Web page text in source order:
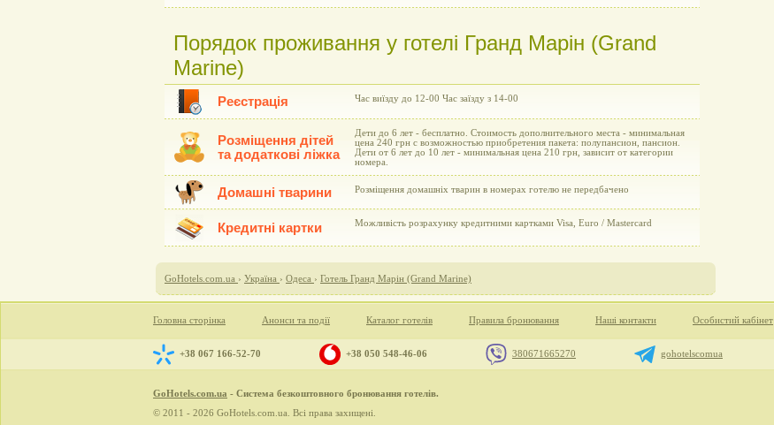
Порядок проживання у готелі Гранд Марін (Grand
Marine)
Реєстрація Час виїзду до 12-00 Час заїзду з 14-00
Розміщення дітей
та додаткові ліжка
Дети до 6 лет - бесплатно. Стоимость дополнительного места - минимальная
цена 240 грн с возможностью приобретения пакета: полупансион, пансион.
Дети от 6 лет до 10 лет - минимальная цена 210 грн, зависит от категории
номера.
Домашні тварини Розміщення домашніх тварин в номерах готелю не передбачено
Кредитні картки Можливість розрахунку кредитними картками Visa, Euro / Mastercard
GoHotels.com.ua › Україна › Одеса › Готель Гранд Марін (Grand Marine)
Головна сторінка Анонси та події Каталог готелів Правила бронювання Наші контакти Особистий кабінет
+38 067 166-52-70 +38 050 548-46-06 380671665270 gohotelscomua
GoHotels.com.ua - Система безкоштовного бронювання готелів.
© 2011 - 2026 GoHotels.com.ua. Всі права захищені.